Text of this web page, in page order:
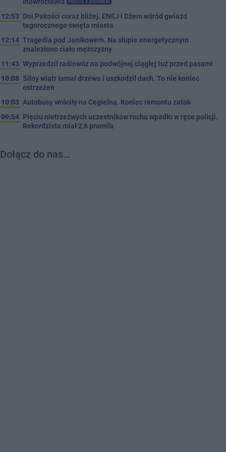
PROSTO Z ARCHIWUM
12:53 Dni Pakości coraz bliżej. ENEJ i Dżem wśród gwiazd
tegorocznego święta miasta
12:14 Tragedia pod Janikowem. Na słupie energetycznym
znaleziono ciało mężczyzny
11:43 Wyprzedził radiowóz na podwójnej ciągłej tuż przed pasami
10:08 Silny wiatr łamał drzewa i uszkodził dach. To nie koniec
ostrzeżeń
10:03 Autobusy wróciły na Cegielną. Koniec remontu zatok
09:54 Pięciu nietrzeźwych uczestników ruchu wpadło w ręce policji.
Rekordzista miał 2,6 promila
Dołącz do nas…